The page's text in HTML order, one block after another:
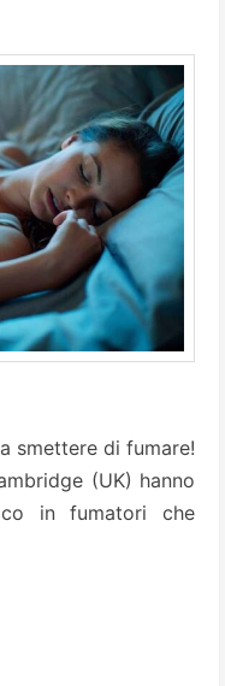
smettere di fumare!
(UK) hanno
in fumatori che